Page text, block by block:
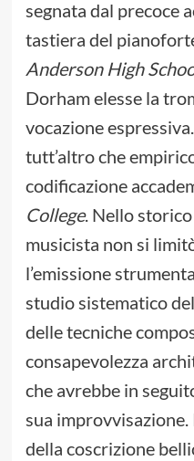
segnata dal precoce
tastiera del
Anderson High
Dorham elesse la
vocazione
tutt’altro che
codificazione
College. Nello
musicista non si
l’emissione
studio sistematico
delle tecniche
consapevolezza
che avrebbe in
sua improvvisazione.
della coscrizione